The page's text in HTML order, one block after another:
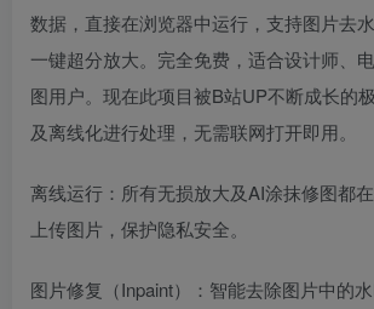
数据，直接在浏览器中运行，支持图片去
一键超分放大。完全免费，适合设计师、
图用户。现在此项目被B站UP不断成长的
及离线化进行处理，无需联网打开即用。
离线运行：所有无损放大及AI涂抹修图都
上传图片，保护隐私安全。
图片修复（Inpaint）：智能去除图片中的